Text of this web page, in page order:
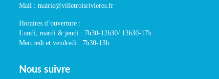
Mail : mairie@villetroisrivieres.fr
Horaires d’ouverture :
Lundi, mardi & jeudi : 7h30-12h30/ 13h30-17h
Mercredi et vendredi : 7h30-13h
Nous suivre